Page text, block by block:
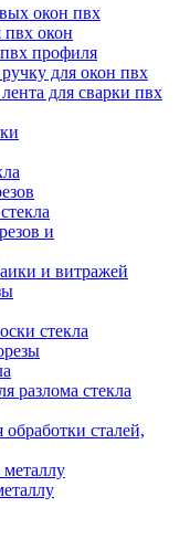
окон пвх
окон
профиля
для окон пвх
для сварки пвх
и
и витражей
стекла
разлома стекла
сталей,